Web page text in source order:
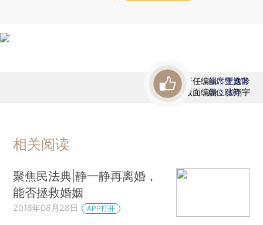
责任编辑：王逸吟
版面编辑：张翔宇
首席赞赏官
虚位以待
相关阅读
聚焦民法典|静一静再离婚，
能否拯救婚姻
2018年08月28日 APP打开